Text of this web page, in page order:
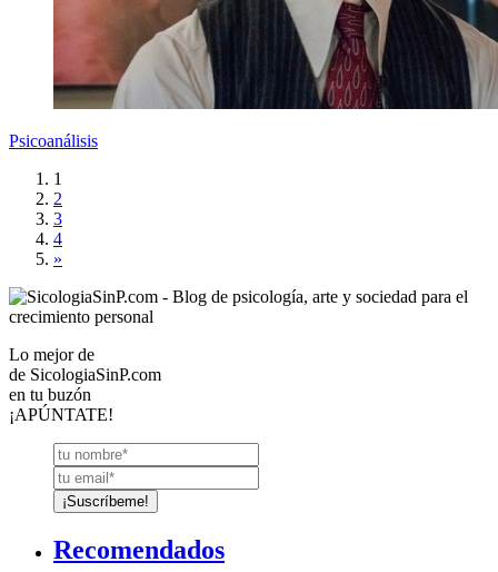
Psicoanálisis
1
2
3
4
»
Lo mejor de
de SicologiaSinP.com
en tu buzón
¡APÚNTATE!
Recomendados